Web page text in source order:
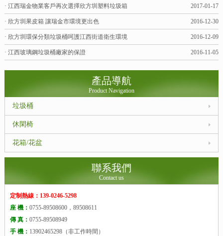
2017-01-17
· 江西瑞金物業客戶再次選擇欣方圳塑料垃圾箱
2016-12-30
· 欣方圳果皮箱 讓瑞金市環境更出色
2016-12-09
· 欣方圳環保分類垃圾桶呵護江西街道衛生環境
2016-11-05
· 江西玻璃鋼垃圾桶廠家的保證
產品導航
Product Navigation
垃圾桶
休閑椅
花箱/花盆
聯系我們
Contact us
定制熱線：139-0246-5298
座 機： 0755-89508600，89508611
傳 真： 0755-89508949
手 機： 13902465298（非工作時間）